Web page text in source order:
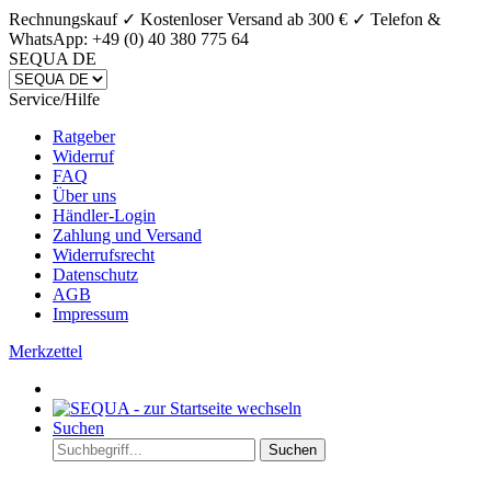
Rechnungskauf ✓ Kostenloser Versand ab 300 € ✓ Telefon &
WhatsApp: +49 (0) 40 380 775 64
SEQUA DE
Service/Hilfe
Ratgeber
Widerruf
FAQ
Über uns
Händler-Login
Zahlung und Versand
Widerrufsrecht
Datenschutz
AGB
Impressum
Merkzettel
Suchen
Suchen